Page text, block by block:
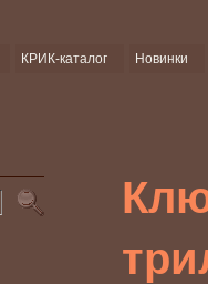
КРИК-каталог Новинки